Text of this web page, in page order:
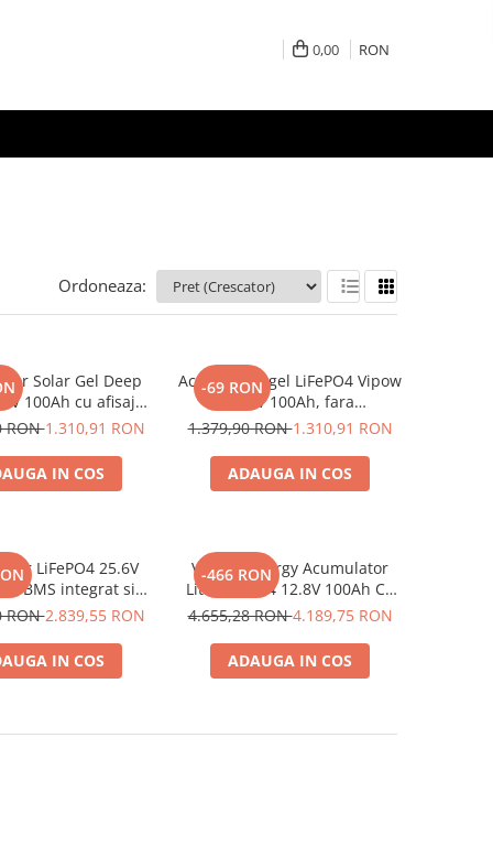
0,00 RON
Ordoneaza:
Solar Gel Deep
100Ah cu afisaj
pentru sisteme
off-grid
RON1.310,91 RON
IN COS
-69 RON
Acumulator gel LiFePO4 Vipow
12.8V 100Ah, fara
mentenanta, 195 x 280 x 295
1.379,90 RON1.310,91 RON
ADAUGA IN COS
LiFePO4 25.6V
BMS integrat si
Deep Cycle pentru
M8
RON2.839,55 RON
IN COS
-466 RON
Victron Energy Acumulator
Litiu Lifepo4 12.8V 100Ah Cu
Bluetooth Smart
4.655,28 RON4.189,75 RON
ADAUGA IN COS